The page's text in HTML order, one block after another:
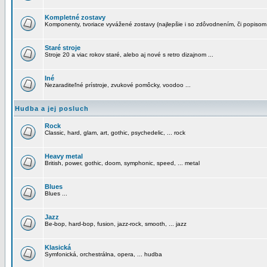
Kompletné zostavy
Komponenty, tvoriace vyvážené zostavy (najlepšie i so zdôvodnením, či
Staré stroje
Stroje 20 a viac rokov staré, alebo aj nové s retro dizajnom ...
Iné
Nezaraditeľné prístroje, zvukové pomôcky, voodoo ...
Hudba a jej posluch
Rock
Classic, hard, glam, art, gothic, psychedelic, ... rock
Heavy metal
British, power, gothic, doom, symphonic, speed, ... metal
Blues
Blues ...
Jazz
Be-bop, hard-bop, fusion, jazz-rock, smooth, ... jazz
Klasická
Symfonická, orchestrálna, opera, ... hudba